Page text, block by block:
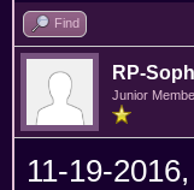
Find
RP-
Junior
11-19-